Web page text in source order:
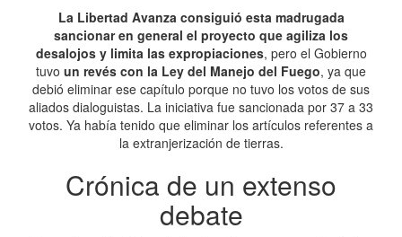
La Libertad Avanza consiguió esta madrugada
sancionar en general el proyecto que agiliza los
desalojos y limita las expropiaciones, pero el Gobierno
tuvo un revés con la Ley del Manejo del Fuego, ya que
debió eliminar ese capítulo porque no tuvo los votos de sus
aliados dialoguistas. La iniciativa fue sancionada por 37 a 33
votos. Ya había tenido que eliminar los artículos referentes a
la extranjerización de tierras.
Crónica de un extenso
debate